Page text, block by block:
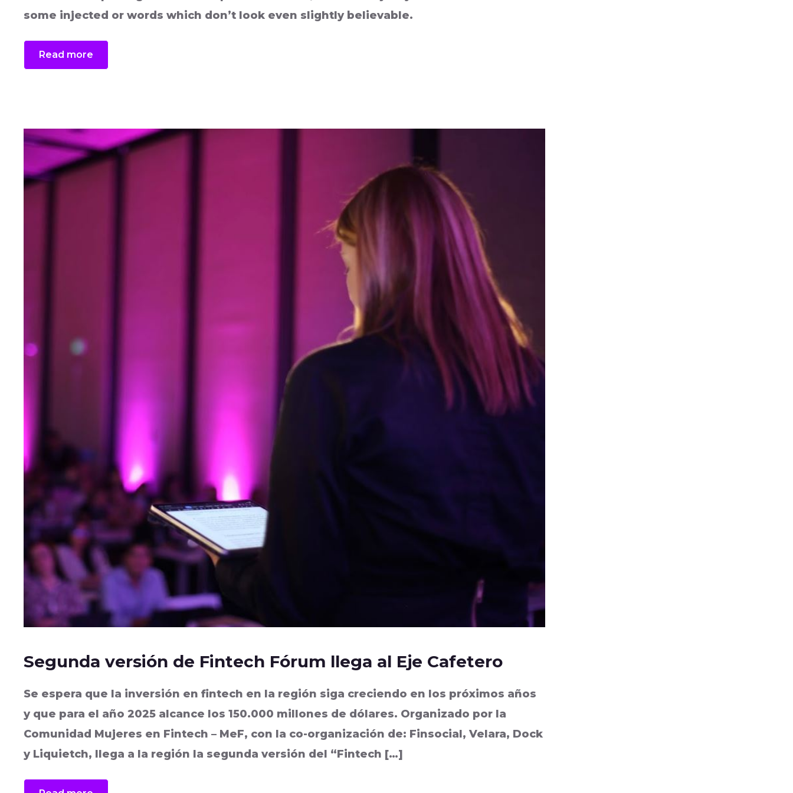
some injected or words which don’t look even slightly believable.
Read more
Segunda versión de Fintech Fórum llega al Eje Cafetero
Se espera que la inversión en fintech en la región siga creciendo en los próximos años
y que para el año 2025 alcance los 150.000 millones de dólares. Organizado por la
Comunidad Mujeres en Fintech – MeF, con la co-organización de: Finsocial, Velara, Dock
y Liquietch, llega a la región la segunda versión del “Fintech […]